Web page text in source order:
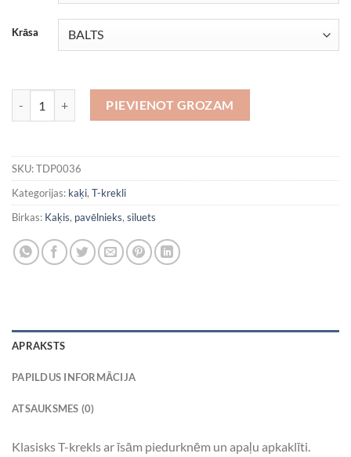
Krāsa
PIEVIENOT GROZAM
SKU:TDP0036
Kategorijas: kaķi, T-krekli
Birkas: Kaķis, pavēlnieks, siluets
APRAKSTS
PAPILDUS INFORMĀCIJA
ATSAUKSMES (0)
Klasisks T-krekls ar īsām piedurknēm un apaļu apkaklīti.